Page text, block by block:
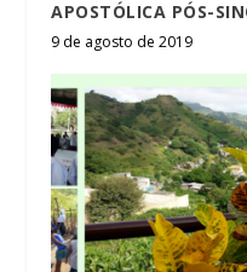
APOSTÓLICA PÓS-
9 de agosto de 2019